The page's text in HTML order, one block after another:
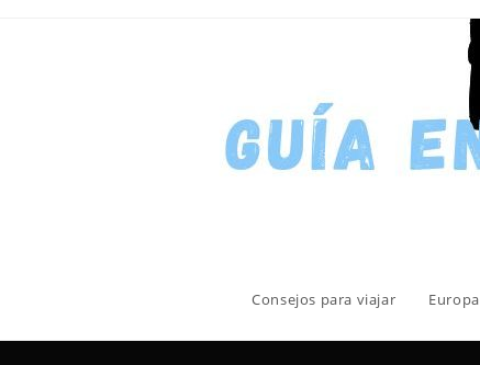
Consejos para viajar Europa